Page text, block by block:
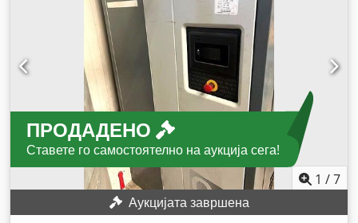
ПРОДАДЕНО
Ставете го самостоятелно на аукција сега!
1 /7
Аукцијата завршена